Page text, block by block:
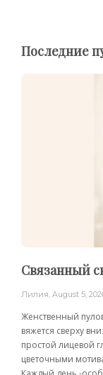
Последние
Связанный
Лилия, August 5,
Женственный
вяжется сверху
простой лицевой
цветочными